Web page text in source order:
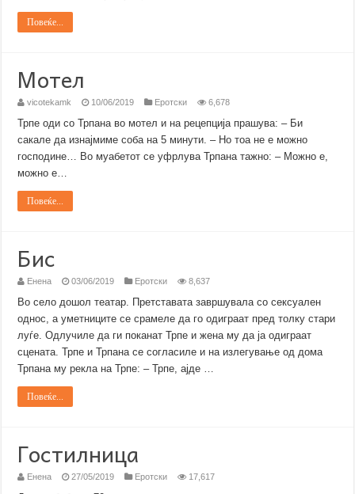
Повеќе...
Мотел
vicotekamk 10/06/2019 Еротски 6,678
Трпе оди со Трпана во мотел и на рецепција прашува: – Би
сакале да изнајмиме соба на 5 минути. – Но тоа не е можно
господине… Во муабетот се уфрлува Трпана тажно: – Можно е,
можно е…
Повеќе...
Бис
Енена 03/06/2019 Еротски 8,637
Во село дошол театар. Претставата завршувала со сексуален
однос, а уметниците се срамеле да го одиграат пред толку стари
луѓе. Одлучиле да ги поканат Трпе и жена му да ја одиграат
сцената. Трпе и Трпана се согласиле и на излегување од дома
Трпана му рекла на Трпе: – Трпе, ајде …
Повеќе...
Гостилница
Енена 27/05/2019 Еротски 17,617